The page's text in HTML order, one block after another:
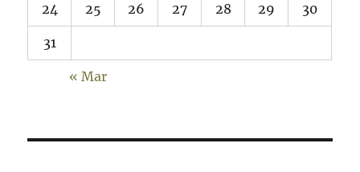
24 25 26 27 28 29 30
31
« Mar